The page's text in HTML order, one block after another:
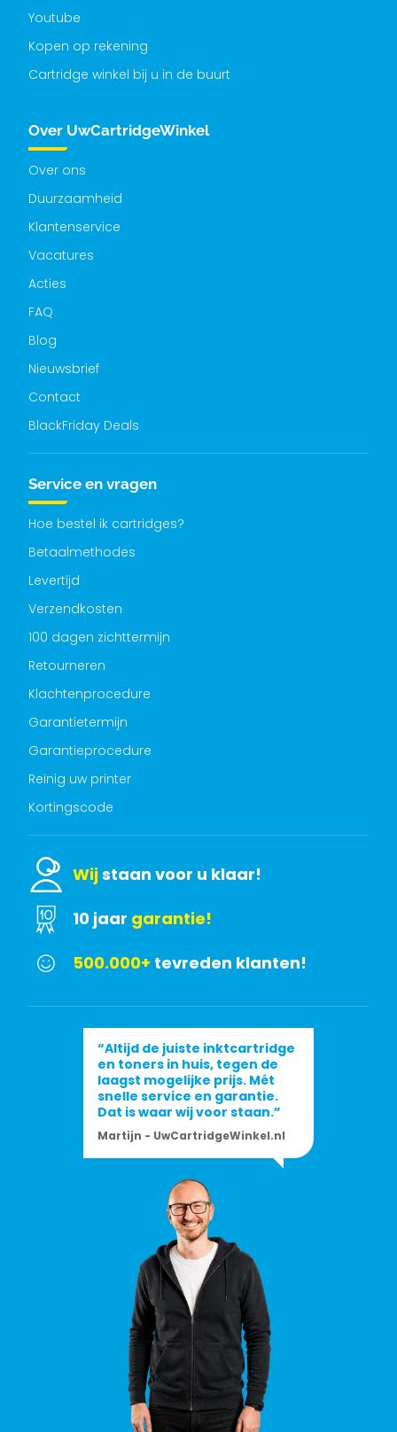
Youtube
Kopen op rekening
Cartridge winkel bij u in de buurt
Over UwCartridgeWinkel
Over ons
Duurzaamheid
Klantenservice
Vacatures
Acties
FAQ
Blog
Nieuwsbrief
Contact
BlackFriday Deals
Service en vragen
Hoe bestel ik cartridges?
Betaalmethodes
Levertijd
Verzendkosten
100 dagen zichttermijn
Retourneren
Klachtenprocedure
Garantietermijn
Garantieprocedure
Reinig uw printer
Kortingscode
Wijstaan voor u klaar!
10 jaar garantie!
500.000+ tevreden klanten!
“Altijd de juiste inktcartridge
en toners in huis, tegen de
laagst mogelijke prijs. Mét
snelle service en garantie.
Dat is waar wij voor staan.”
Martijn - UwCartridgeWinkel.nl